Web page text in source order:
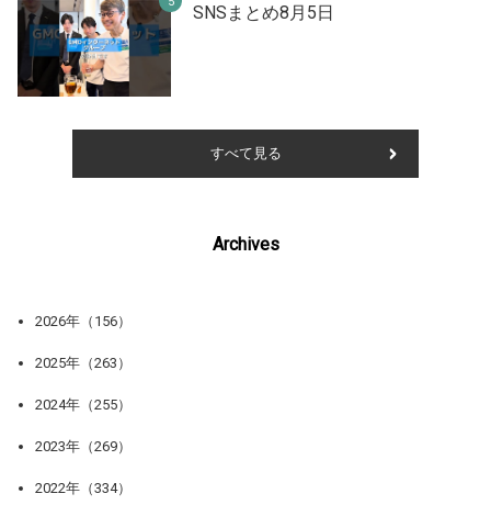
SNSまとめ8月5日
すべて見る
Archives
2026年（156）
2025年（263）
2024年（255）
2023年（269）
2022年（334）